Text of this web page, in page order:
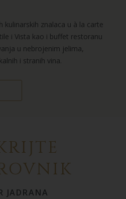
kulinarskih znalaca u à la carte
i Vista kao i buffet restoranu
u nebrojenim jelima,
i stranih vina.
JADRANA